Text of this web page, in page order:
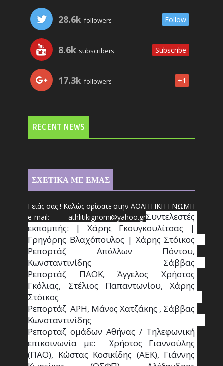
28.6k followers Follow
8.6k subscribers Subscribe
17.3k followers +1
RECENT NEWS
ΣΧΕΤΙΚΑ ΜΕ ΕΜΑΣ
Γειάς σας ! Καλώς ορίσατε στην ΑΘΛΗΤΙΚΗ ΓΝΩΜΗ
e-mail: athlitikignomi@yahoo.grΣυντελεστές
εκπομπής: | Χάρης Γκουγκουλίτσας |
Γρηγόρης Βλαχόπουλος | Χάρης Στόικος
Ρεπορτάζ Απόλλων Πόντου,
Κωνσταντινίδης   Σάββας
Ρεπορτάζ ΠΑΟΚ, Άγγελος Χρήστος
Γκόλιας, Στέλιος Παπαντωνίου, Χάρης
Στόικος
Ρεπορτάζ  ΑΡΗ, Μάνος Χατζάκης , Σάββας
Κωνσταντινίδης
Ρεπορταζ ομάδων Αθήνας / Τηλεφωνική
επικοινωνία με:  Χρήστος Γιαννούλης
(ΠΑΟ), Κώστας Κοσικίδης (ΑΕΚ), Γιάννης